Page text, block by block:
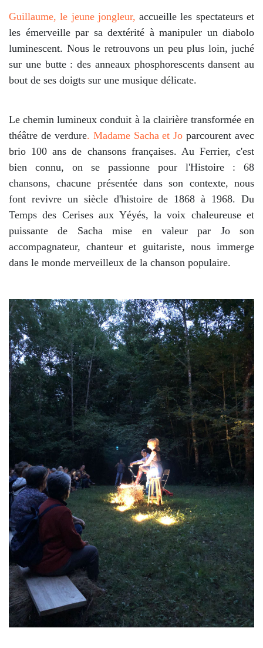
Guillaume, le jeune jongleur, accueille les spectateurs et
les émerveille par sa dextérité à manipuler un diabolo
luminescent. Nous le retrouvons un peu plus loin, juché
sur une butte : des anneaux phosphorescents dansent au
bout de ses doigts sur une musique délicate.
Le chemin lumineux conduit à la clairière transformée en
théâtre de verdure. Madame Sacha et Joparcourent avec
brio 100 ans de chansons françaises. Au Ferrier, c'est
bien connu, on se passionne pour l'Histoire : 68
chansons, chacune présentée dans son contexte, nous
font revivre un siècle d'histoire de 1868 à 1968. Du
Temps des Cerises aux Yéyés, la voix chaleureuse et
puissante de Sacha mise en valeur par Jo son
accompagnateur, chanteur et guitariste, nous immerge
dans le monde merveilleux de la chanson populaire.